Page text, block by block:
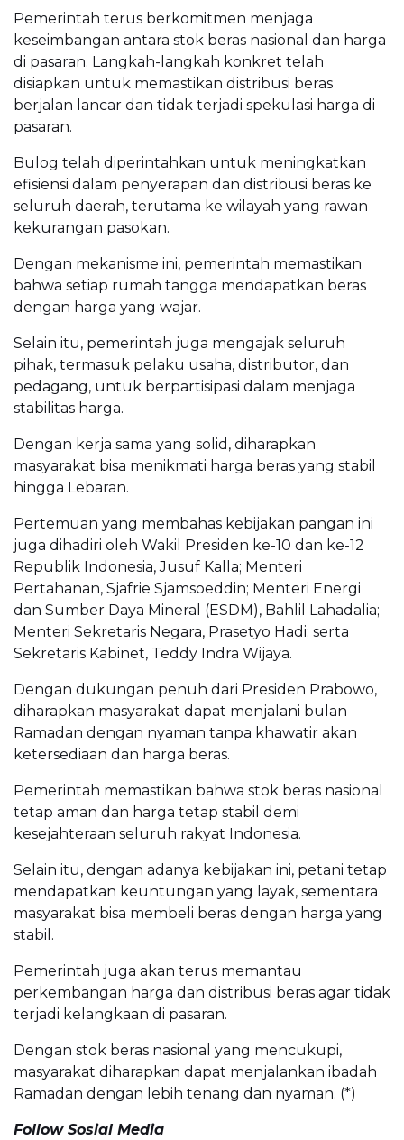
Pemerintah terus berkomitmen menjaga
keseimbangan antara stok beras nasional dan harga
di pasaran. Langkah-langkah konkret telah
disiapkan untuk memastikan distribusi beras
berjalan lancar dan tidak terjadi spekulasi harga di
pasaran.
Bulog telah diperintahkan untuk meningkatkan
efisiensi dalam penyerapan dan distribusi beras ke
seluruh daerah, terutama ke wilayah yang rawan
kekurangan pasokan.
Dengan mekanisme ini, pemerintah memastikan
bahwa setiap rumah tangga mendapatkan beras
dengan harga yang wajar.
Selain itu, pemerintah juga mengajak seluruh
pihak, termasuk pelaku usaha, distributor, dan
pedagang, untuk berpartisipasi dalam menjaga
stabilitas harga.
Dengan kerja sama yang solid, diharapkan
masyarakat bisa menikmati harga beras yang stabil
hingga Lebaran.
Pertemuan yang membahas kebijakan pangan ini
juga dihadiri oleh Wakil Presiden ke-10 dan ke-12
Republik Indonesia, Jusuf Kalla; Menteri
Pertahanan, Sjafrie Sjamsoeddin; Menteri Energi
dan Sumber Daya Mineral (ESDM), Bahlil Lahadalia;
Menteri Sekretaris Negara, Prasetyo Hadi; serta
Sekretaris Kabinet, Teddy Indra Wijaya.
Dengan dukungan penuh dari Presiden Prabowo,
diharapkan masyarakat dapat menjalani bulan
Ramadan dengan nyaman tanpa khawatir akan
ketersediaan dan harga beras.
Pemerintah memastikan bahwa stok beras nasional
tetap aman dan harga tetap stabil demi
kesejahteraan seluruh rakyat Indonesia.
Selain itu, dengan adanya kebijakan ini, petani tetap
mendapatkan keuntungan yang layak, sementara
masyarakat bisa membeli beras dengan harga yang
stabil.
Pemerintah juga akan terus memantau
perkembangan harga dan distribusi beras agar tidak
terjadi kelangkaan di pasaran.
Dengan stok beras nasional yang mencukupi,
masyarakat diharapkan dapat menjalankan ibadah
Ramadan dengan lebih tenang dan nyaman. (*)
Follow Sosial Media